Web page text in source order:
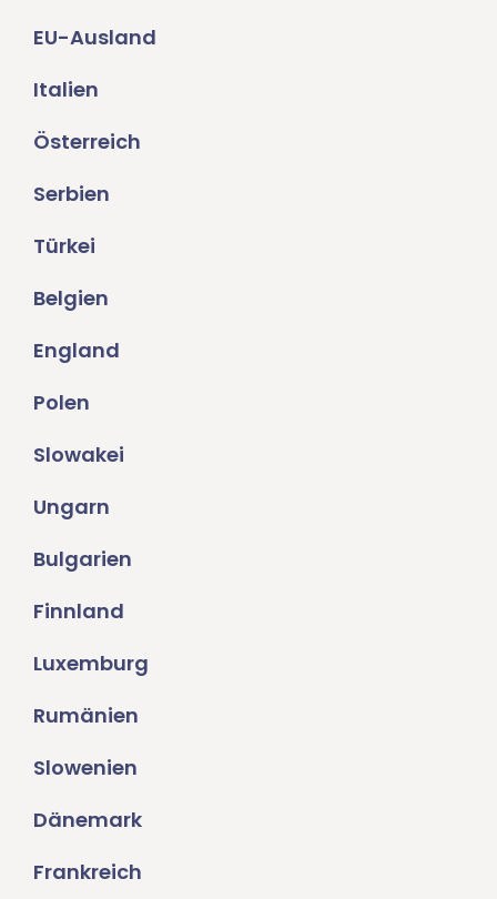
EU-Ausland
Italien
Österreich
Serbien
Türkei
Belgien
England
Polen
Slowakei
Ungarn
Bulgarien
Finnland
Luxemburg
Rumänien
Slowenien
Dänemark
Frankreich